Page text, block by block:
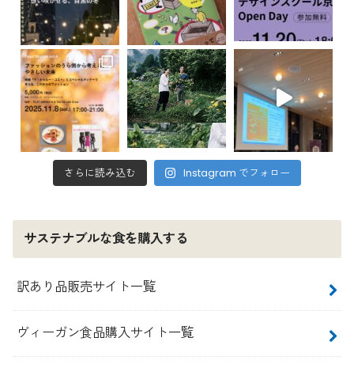
さらに読み込む Instagram でフォロー
サステナブルな食を購入する
訳あり品販売サイト一覧
ヴィーガン食品購入サイト一覧